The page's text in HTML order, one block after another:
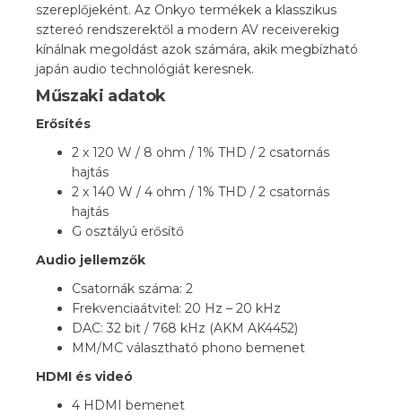
szereplőjeként. Az Onkyo termékek a klasszikus
sztereó rendszerektől a modern AV receiverekig
kínálnak megoldást azok számára, akik megbízható
japán audio technológiát keresnek.
Műszaki adatok
Erősítés
2 x 120 W / 8 ohm / 1% THD / 2 csatornás
hajtás
2 x 140 W / 4 ohm / 1% THD / 2 csatornás
hajtás
G osztályú erősítő
Audio jellemzők
Csatornák száma: 2
Frekvenciaátvitel: 20 Hz – 20 kHz
DAC: 32 bit / 768 kHz (AKM AK4452)
MM/MC választható phono bemenet
HDMI és videó
4 HDMI bemenet